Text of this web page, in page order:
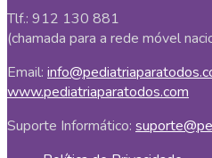
Tlf.: 912 130 881
(chamada para a rede móvel
Email:
www.pediatriaparatodos.com
Suporte Informático: